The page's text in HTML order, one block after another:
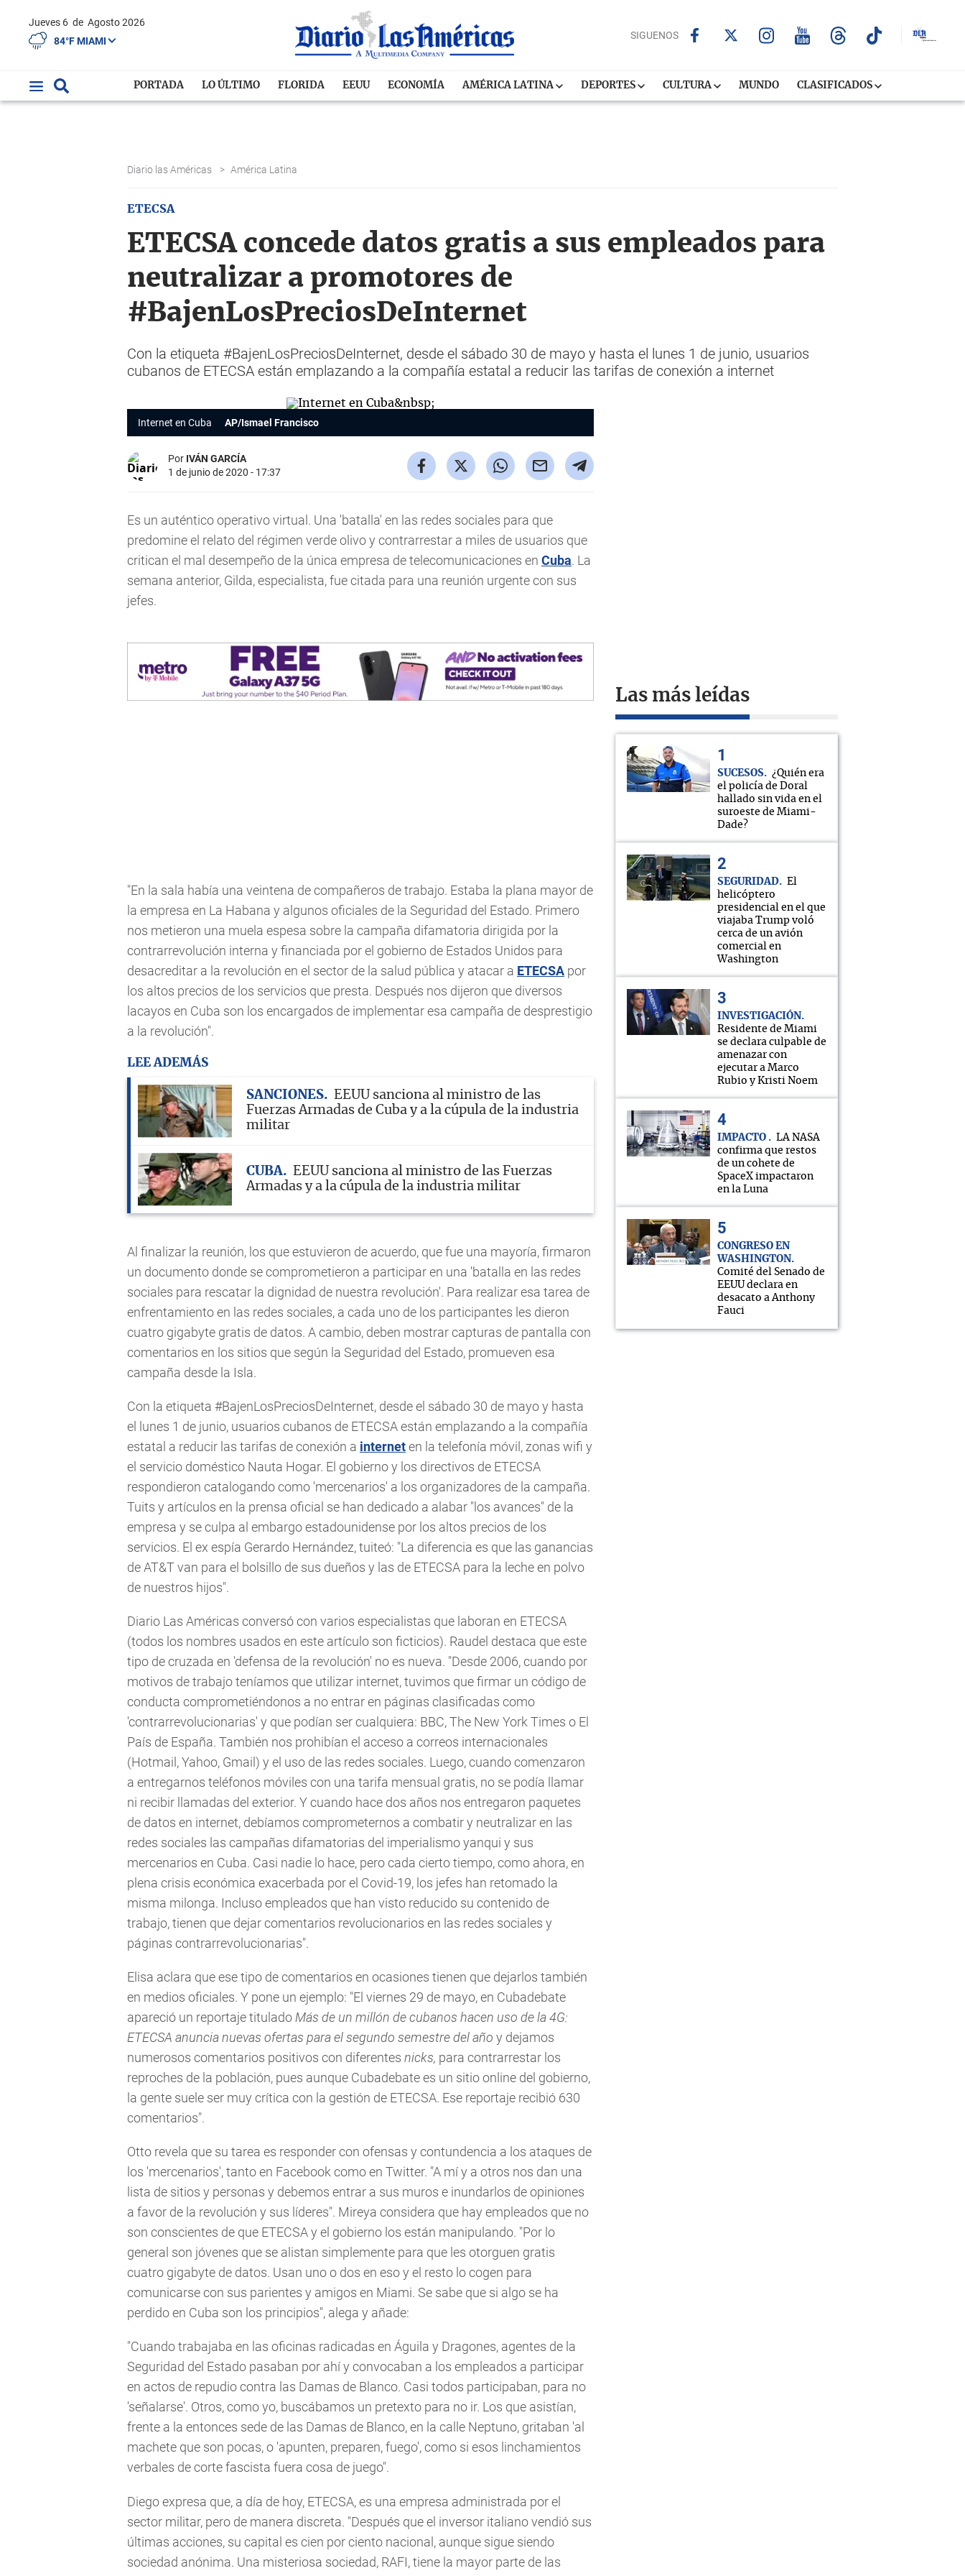
Jueves 6 de Agosto 2026
84°F MIAMI
SIGUENOS
PORTADA LO ÚLTIMO FLORIDA EEUU ECONOMÍA AMÉRICA LATINA DEPORTES CULTURA MUNDO CLASIFICADOS
Diario las Américas > América Latina
ETECSA
ETECSA concede datos gratis a sus empleados para
neutralizar a promotores de
#BajenLosPreciosDeInternet
Con la etiqueta #BajenLosPreciosDeInternet, desde el sábado 30 de mayo y hasta el lunes 1 de junio, usuarios
cubanos de ETECSA están emplazando a la compañía estatal a reducir las tarifas de conexión a internet
Internet en Cuba AP/Ismael Francisco
Por IVÁN GARCÍA
1 de junio de 2020 - 17:37
Es un auténtico operativo virtual. Una 'batalla' en las redes sociales para que
predomine el relato del régimen verde olivo y contrarrestar a miles de usuarios que
critican el mal desempeño de la única empresa de telecomunicaciones en Cuba. La
semana anterior, Gilda, especialista, fue citada para una reunión urgente con sus
jefes.
"En la sala había una veintena de compañeros de trabajo. Estaba la plana mayor de
la empresa en La Habana y algunos oficiales de la Seguridad del Estado. Primero
nos metieron una muela espesa sobre la campaña difamatoria dirigida por la
contrarrevolución interna y financiada por el gobierno de Estados Unidos para
desacreditar a la revolución en el sector de la salud pública y atacar a ETECSA por
los altos precios de los servicios que presta. Después nos dijeron que diversos
lacayos en Cuba son los encargados de implementar esa campaña de desprestigio
a la revolución".
LEE ADEMÁS
SANCIONES
EEUU sanciona al ministro de las
Fuerzas Armadas de Cuba y a la cúpula de la industria
militar
CUBA
EEUU sanciona al ministro de las Fuerzas
Armadas y a la cúpula de la industria militar
Al finalizar la reunión, los que estuvieron de acuerdo, que fue una mayoría, firmaron
un documento donde se comprometieron a participar en una 'batalla en las redes
sociales para rescatar la dignidad de nuestra revolución'. Para realizar esa tarea de
enfrentamiento en las redes sociales, a cada uno de los participantes les dieron
cuatro gigabyte gratis de datos. A cambio, deben mostrar capturas de pantalla con
comentarios en los sitios que según la Seguridad del Estado, promueven esa
campaña desde la Isla.
Con la etiqueta #BajenLosPreciosDeInternet, desde el sábado 30 de mayo y hasta
el lunes 1 de junio, usuarios cubanos de ETECSA están emplazando a la compañía
estatal a reducir las tarifas de conexión a interneten la telefonía móvil, zonas wifi y
el servicio doméstico Nauta Hogar. El gobierno y los directivos de ETECSA
respondieron catalogando como 'mercenarios' a los organizadores de la campaña.
Tuits y artículos en la prensa oficial se han dedicado a alabar "los avances" de la
empresa y se culpa al embargo estadounidense por los altos precios de los
servicios. El ex espía Gerardo Hernández, tuiteó: "La diferencia es que las ganancias
de AT&T van para el bolsillo de sus dueños y las de ETECSA para la leche en polvo
de nuestros hijos".
Diario Las Américas conversó con varios especialistas que laboran en ETECSA
(todos los nombres usados en este artículo son ficticios). Raudel destaca que este
tipo de cruzada en 'defensa de la revolución' no es nueva. "Desde 2006, cuando por
motivos de trabajo teníamos que utilizar internet, tuvimos que firmar un código de
conducta comprometiéndonos a no entrar en páginas clasificadas como
'contrarrevolucionarias' y que podían ser cualquiera: BBC, The New York Times o El
País de España. También nos prohibían el acceso a correos internacionales
(Hotmail, Yahoo, Gmail) y el uso de las redes sociales. Luego, cuando comenzaron
a entregarnos teléfonos móviles con una tarifa mensual gratis, no se podía llamar
ni recibir llamadas del exterior. Y cuando hace dos años nos entregaron paquetes
de datos en internet, debíamos comprometernos a combatir y neutralizar en las
redes sociales las campañas difamatorias del imperialismo yanqui y sus
mercenarios en Cuba. Casi nadie lo hace, pero cada cierto tiempo, como ahora, en
plena crisis económica exacerbada por el Covid-19, los jefes han retomado la
misma milonga. Incluso empleados que han visto reducido su contenido de
trabajo, tienen que dejar comentarios revolucionarios en las redes sociales y
páginas contrarrevolucionarias".
Elisa aclara que ese tipo de comentarios en ocasiones tienen que dejarlos también
en medios oficiales. Y pone un ejemplo: "El viernes 29 de mayo, en Cubadebate
apareció un reportaje titulado Más de un millón de cubanos hacen uso de la 4G:
ETECSA anuncia nuevas ofertas para el segundo semestre del año y dejamos
numerosos comentarios positivos con diferentes nicks, para contrarrestar los
reproches de la población, pues aunque Cubadebate es un sitio online del gobierno,
la gente suele ser muy crítica con la gestión de ETECSA. Ese reportaje recibió 630
comentarios".
Otto revela que su tarea es responder con ofensas y contundencia a los ataques de
los 'mercenarios', tanto en Facebook como en Twitter. "A mí y a otros nos dan una
lista de sitios y personas y debemos entrar a sus muros e inundarlos de opiniones
a favor de la revolución y sus líderes". Mireya considera que hay empleados que no
son conscientes de que ETECSA y el gobierno los están manipulando. "Por lo
general son jóvenes que se alistan simplemente para que les otorguen gratis
cuatro gigabyte de datos. Usan uno o dos en eso y el resto lo cogen para
comunicarse con sus parientes y amigos en Miami. Se sabe que si algo se ha
perdido en Cuba son los principios", alega y añade:
"Cuando trabajaba en las oficinas radicadas en Águila y Dragones, agentes de la
Seguridad del Estado pasaban por ahí y convocaban a los empleados a participar
en actos de repudio contra las Damas de Blanco. Casi todos participaban, para no
'señalarse'. Otros, como yo, buscábamos un pretexto para no ir. Los que asistían,
frente a la entonces sede de las Damas de Blanco, en la calle Neptuno, gritaban 'al
machete que son pocas, o 'apunten, preparen, fuego', como si esos linchamientos
verbales de corte fascista fuera cosa de juego".
Diego expresa que, a día de hoy, ETECSA, es una empresa administrada por el
sector militar, pero de manera discreta. "Después que el inversor italiano vendió sus
últimas acciones, su capital es cien por ciento nacional, aunque sigue siendo
sociedad anónima. Una misteriosa sociedad, RAFI, tiene la mayor parte de las
Las más leídas
SUCESOS
¿Quién era
el policía de Doral
hallado sin vida en el
suroeste de Miami-
Dade?
SEGURIDAD
El
helicóptero
presidencial en el que
viajaba Trump voló
cerca de un avión
comercial en
Washington
INVESTIGACIÓN
Residente de Miami
se declara culpable de
amenazar con
ejecutar a Marco
Rubio y Kristi Noem
IMPACTO
LA NASA
confirma que restos
de un cohete de
SpaceX impactaron
en la Luna
CONGRESO EN
WASHINGTON
Comité del Senado de
EEUU declara en
desacato a Anthony
Fauci